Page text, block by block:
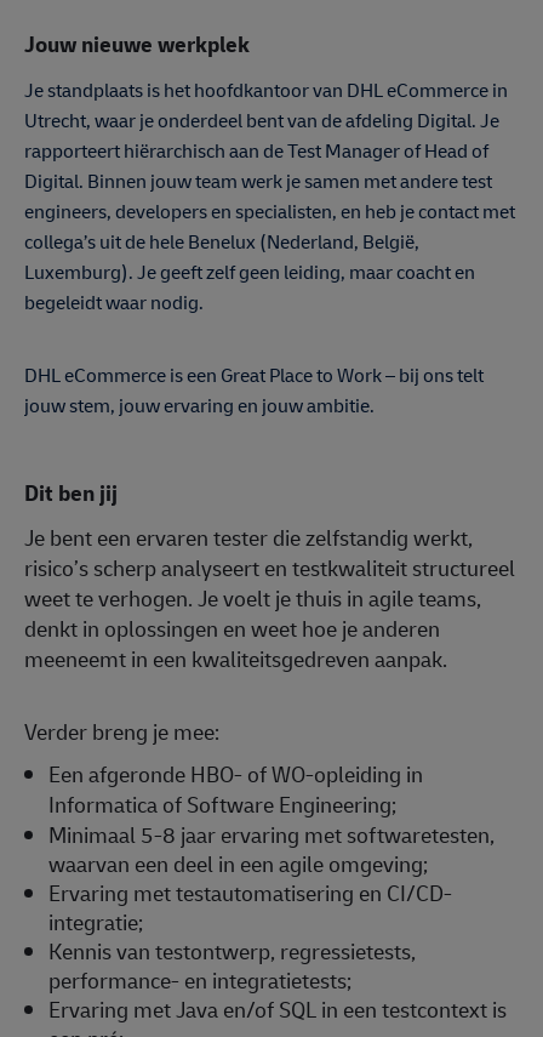
Jouw nieuwe werkplek
Je standplaats is het hoofdkantoor van DHL eCommerce in
Utrecht, waar je onderdeel bent van de afdeling Digital. Je
rapporteert hiërarchisch aan de Test Manager of Head of
Digital. Binnen jouw team werk je samen met andere test
engineers, developers en specialisten, en heb je contact met
collega’s uit de hele Benelux (Nederland, België,
Luxemburg). Je geeft zelf geen leiding, maar coacht en
begeleidt waar nodig.
DHL eCommerce is een Great Place to Work – bij ons telt
jouw stem, jouw ervaring en jouw ambitie.
Dit ben jij
Je bent een ervaren tester die zelfstandig werkt,
risico’s scherp analyseert en testkwaliteit structureel
weet te verhogen. Je voelt je thuis in agile teams,
denkt in oplossingen en weet hoe je anderen
meeneemt in een kwaliteitsgedreven aanpak.
Verder breng je mee:
Een afgeronde HBO- of WO-opleiding in
Informatica of Software Engineering;
Minimaal 5-8 jaar ervaring met softwaretesten,
waarvan een deel in een agile omgeving;
Ervaring met testautomatisering en CI/CD-
integratie;
Kennis van testontwerp, regressietests,
performance- en integratietests;
Ervaring met Java en/of SQL in een testcontext is